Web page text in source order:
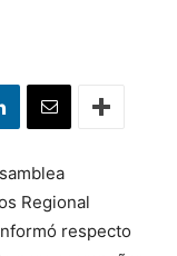
Regional
respecto